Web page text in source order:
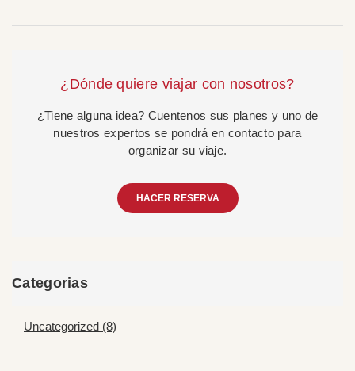
¿Dónde quiere viajar con nosotros?
¿Tiene alguna idea? Cuentenos sus planes y uno de
nuestros expertos se pondrá en contacto para
organizar su viaje.
HACER RESERVA
Categorias
Uncategorized (8)